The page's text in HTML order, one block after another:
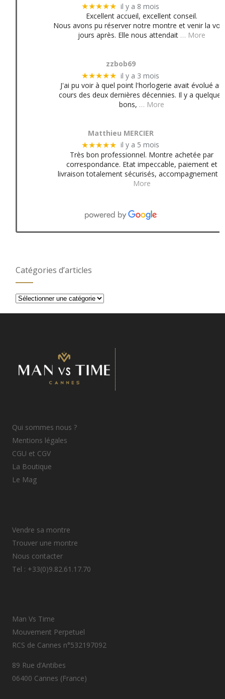
★★★★★ il y a 8 mois
Excellent accueil, excellent conseil.
Nous avons pu réserver notre montre et venir la
jours après. Elle nous attendait … More
zzbob69
★★★★★ il y a 3 mois
J'ai pu voir à quel point l'horlogerie avait évolué au
cours des deux dernières décennies. Il y a quelques
bons, … More
Matthieu MERCIER
★★★★★ il y a 5 mois
Très bon professionnel. Montre achetée par
correspondance. Etat impeccable, paiement et
livraison totalement sécurisés, accompagnement
More
Catégories d’articles
Catégories
Qui sommes nous ?
Mentions légales
CGU et CGV
La Boutique
Le Mag
Vendre sa montre
Trouver une montre
Nous contacter
Tel : +33(0)9.82.61.17.70
Man Vs Time
Mouvement Perpetuel
RCS de Cannes n°532197092
89 Rue d’Antibes
06400 Cannes (France)